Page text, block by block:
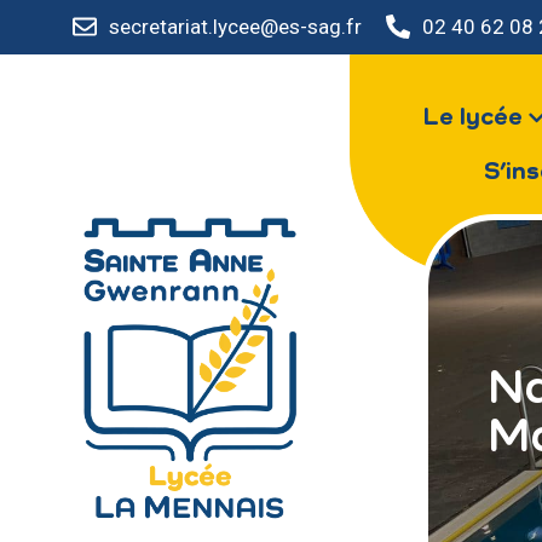
secretariat.lycee@es-sag.fr 02 40 62 08
Le lycée